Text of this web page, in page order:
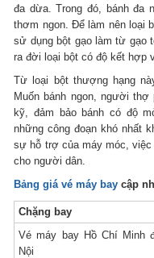
đa dừa. Trong đó, bánh đa
thơm ngon. Để làm nên loại
sử dụng bột gạo làm từ gạo
ra đời loại bột có độ kết hợp
Từ loại bột thượng hạng
Muốn bánh ngon, người
kỹ, đảm bảo bánh có độ
những công đoạn khó nhất
sự hỗ trợ của máy móc,
cho người dân.
Bảng giá vé máy bay cập
Chặng bay
Vé máy bay Hồ Chí Minh
Nội